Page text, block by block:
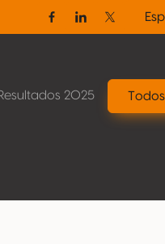
FacebookLinkedinTwitter / X
2025